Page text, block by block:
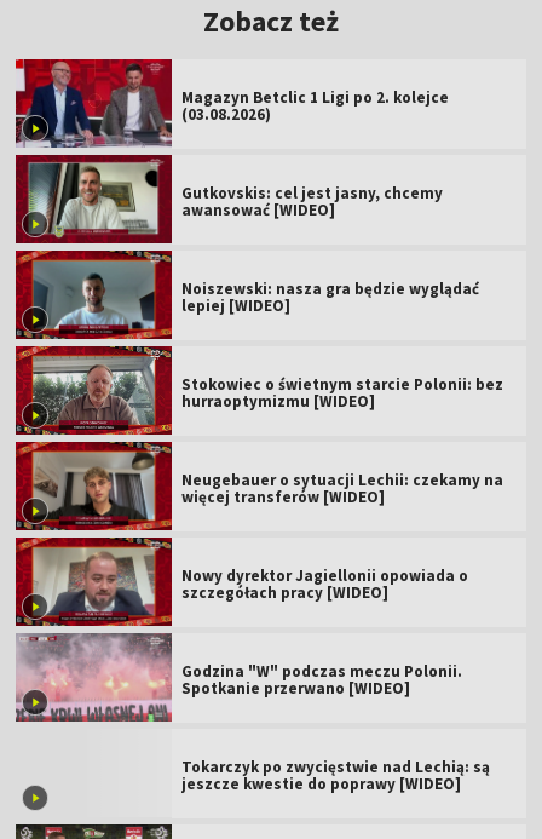
Zobacz też
Magazyn Betclic 1 Ligi po 2. kolejce
(03.08.2026)
Gutkovskis: cel jest jasny, chcemy
awansować [WIDEO]
Noiszewski: nasza gra będzie wyglądać
lepiej [WIDEO]
Stokowiec o świetnym starcie Polonii: bez
hurraoptymizmu [WIDEO]
Neugebauer o sytuacji Lechii: czekamy na
więcej transferów [WIDEO]
Nowy dyrektor Jagiellonii opowiada o
szczegółach pracy [WIDEO]
Godzina "W" podczas meczu Polonii.
Spotkanie przerwano [WIDEO]
Tokarczyk po zwycięstwie nad Lechią: są
jeszcze kwestie do poprawy [WIDEO]